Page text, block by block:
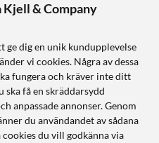
Kjell & Company
ge dig en unik kundupplevelse
vi cookies. Några av dessa
fungera och kräver inte ditt
få en skräddarsydd
anpassade annonser. Genom
du användandet av sådana
du vill godkänna via